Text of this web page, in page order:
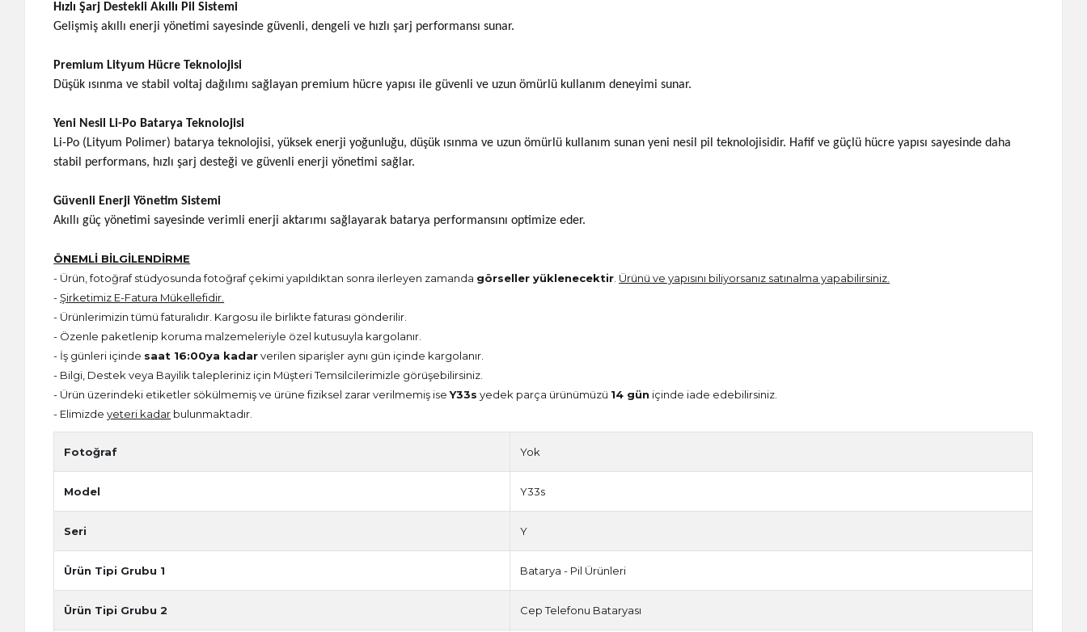
Hızlı Şarj Destekli Akıllı Pil Sistemi
Gelişmiş akıllı enerji yönetimi sayesinde güvenli, dengeli ve hızlı şarj performansı sunar.
Premium Lityum Hücre Teknolojisi
Düşük ısınma ve stabil voltaj dağılımı sağlayan premium hücre yapısı ile güvenli ve uzun ömürlü kullanım deneyimi sunar.
Yeni Nesil Li-Po Batarya Teknolojisi
Li-Po (Lityum Polimer) batarya teknolojisi, yüksek enerji yoğunluğu, düşük ısınma ve uzun ömürlü kullanım sunan yeni nesil pil teknolojisidir. Hafif ve güçlü hücre yapısı sayesinde daha
stabil performans, hızlı şarj desteği ve güvenli enerji yönetimi sağlar.
Güvenli Enerji Yönetim Sistemi
Akıllı güç yönetimi sayesinde verimli enerji aktarımı sağlayarak batarya performansını optimize eder.
ÖNEMLİ BİLGİLENDİRME
- Ürün, fotoğraf stüdyosunda fotoğraf çekimi yapıldıktan sonra ilerleyen zamanda görseller yüklenecektir. Ürünü ve yapısını biliyorsanız satınalma yapabilirsiniz.
-Şirketimiz E-Fatura Mükellefidir.
- Ürünlerimizin tümü faturalıdır. Kargosu ile birlikte faturası gönderilir.
- Özenle paketlenip koruma malzemeleriyle özel kutusuyla kargolanır.
- İş günleri içinde saat 16:00ya kadarverilen siparişler aynı gün içinde kargolanır.
- Bilgi, Destek veya Bayilik talepleriniz için Müşteri Temsilcilerimizle görüşebilirsiniz.
- Ürün üzerindeki etiketler sökülmemiş ve ürüne fiziksel zarar verilmemiş iseY33s yedek parça ürünümüzü 14 gün içinde iade edebilirsiniz.
- Elimizdeyeteri kadar bulunmaktadır.
Fotoğraf Yok
Model Y33s
Seri Y
Ürün Tipi Grubu 1 Batarya - Pil Ürünleri
Ürün Tipi Grubu 2 Cep Telefonu Bataryası